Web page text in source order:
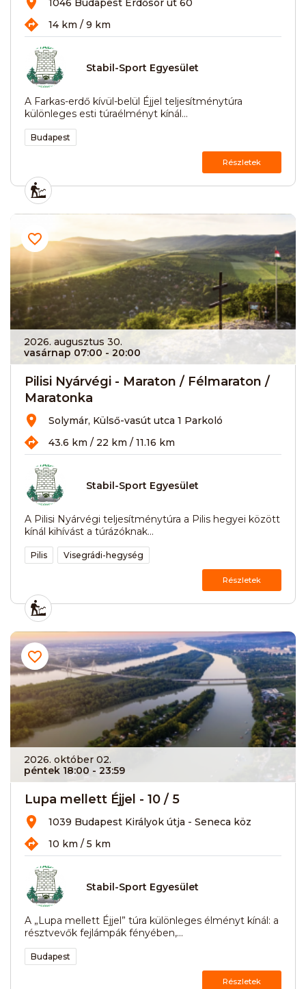
14 km / 9 km
Stabil-Sport Egyesület
A Farkas-erdő kívül-belül Éjjel teljesítménytúra
különleges esti túraélményt kínál...
Budapest
Részletek
2026. augusztus 30.
vasárnap 07:00 - 20:00
Pilisi Nyárvégi - Maraton / Félmaraton /
Maratonka
Solymár, Külső-vasút utca 1 Parkoló
43.6 km / 22 km / 11.16 km
Stabil-Sport Egyesület
A Pilisi Nyárvégi teljesítménytúra a Pilis hegyei között
kínál kihívást a túrázóknak...
Pilis Visegrádi-hegység
Részletek
2026. október 02.
péntek 18:00 - 23:59
Lupa mellett Éjjel - 10 / 5
1039 Budapest Királyok útja - Seneca köz
10 km / 5 km
Stabil-Sport Egyesület
A „Lupa mellett Éjjel” túra különleges élményt kínál: a
résztvevők fejlámpák fényében,...
Budapest
Részletek